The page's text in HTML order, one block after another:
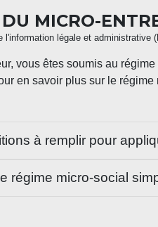
MICRO-
l'information légale et administrative
vous êtes soumis au
en savoir plus sur le
à remplir pour
régime micro-social